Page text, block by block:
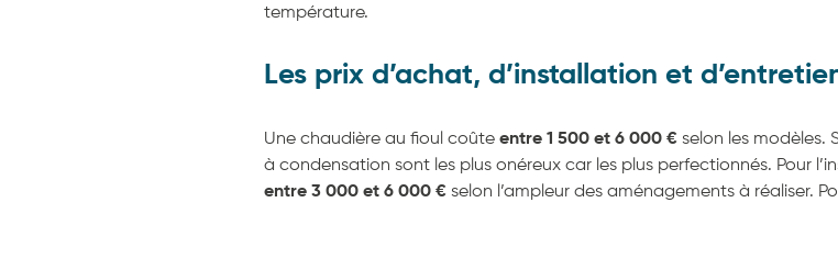
température.
Les prix d’achat, d’installation et
Une chaudière au fioul coûte entre 1 500 et 6 000 € selon les modèles.
à condensation sont les plus onéreux car les plus perfectionnés. Pour
entre 3 000 et 6 000 € selon l’ampleur des aménagements à réaliser.